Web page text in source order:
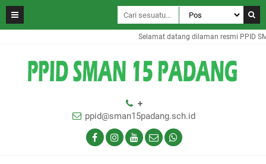
Selamat datang dilaman resmi PPID
+
ppid@sman15padang.sch.id